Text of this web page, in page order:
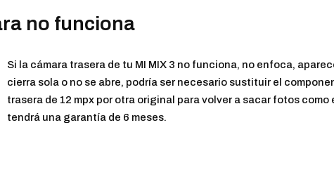
no funciona
Si la cámara trasera de tu MI MIX 3 no funciona, no enfoca,
cierra sola o no se abre, podría ser necesario sustituir el
trasera de 12 mpx por otra original para volver a sacar fotos
tendrá una garantía de 6 meses.